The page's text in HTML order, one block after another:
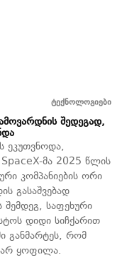
ტექნოლოგიები
შედეგად,
ეკუთვნოდა,
მა 2025 წლის
კომპანიების ორი
გასაშვებად
შემდეგ, საფეხური
დიდი სიჩქარით
განმარტეს, რომ
არ ყოფილა.